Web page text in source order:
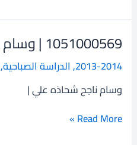
1051000569 | وسام ناجح شحاذه علي
2013-2014
, الدراسة الصباحية,
وسام ناجح شحاذه علي |
1051000569
وسام
ناجح
شحاذه
علي
Read More »